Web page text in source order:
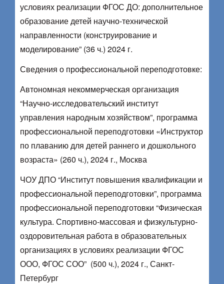
условиях реализации ФГОС ДО: дополнительное
образование детей научно-технической
направленности (конструирование и
моделирование” (36 ч.) 2024 г.
Сведения о профессиональной переподготовке:
Автономная некоммерческая организация
“Научно-исследовательский институт
управления народным хозяйством”, программа
профессиональной переподготовки «Инструктор
по плаванию для детей раннего и дошкольного
возраста» (260 ч.), 2024 г., Москва
ЧОУ ДПО “Институт повышения квалификации и
профессиональной переподготовки”, программа
профессиональной переподготовки “Физическая
культура. Спортивно-массовая и физкультурно-
оздоровительная работа в образовательных
организациях в условиях реализации ФГОС
ООО, ФГОС СОО” (500 ч.), 2024 г., Санкт-
Петербург